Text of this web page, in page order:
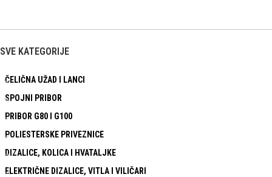
SVE KATEGORIJE
ČELIČNA UŽAD I LANCI
SPOJNI PRIBOR
PRIBOR G80 I G100
POLIESTERSKE PRIVEZNICE
DIZALICE, KOLICA I HVATALJKE
ELEKTRIČNE DIZALICE, VITLA I VILIČARI